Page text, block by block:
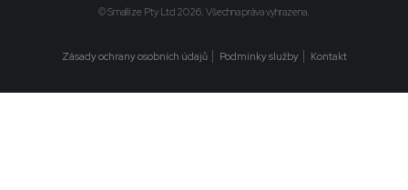
© Smallize Pty Ltd 2026. Všechna práva vyhrazena.
Zásady ochrany osobních údajů Podmínky služby Kontakt